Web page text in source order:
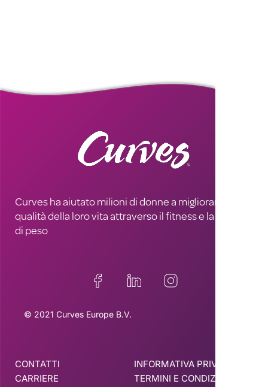
Curves ha aiutato milioni di donne a migliorare la
qualità della loro vita attraverso il fitness e la perdita
di peso
© 2021 Curves Europe B.V.
CONTATTI
CARRIERE
INFORMATIVA PRIVACY
TERMINI E CONDIZIONI